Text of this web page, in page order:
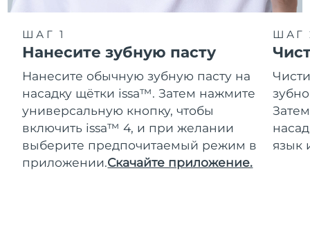
ШАГ 1
Нанесите зубную пасту
Нанесите обычную зубную пасту на
насадку щётки issa™. Затем нажмите
универсальную кнопку, чтобы
включить issa™ 4, и при желании
выберите предпочитаемый режим в
приложении.Скачайте приложение.
ШАГ
язык